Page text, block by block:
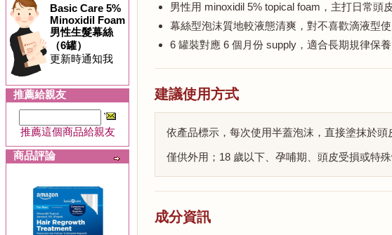
Basic Care 5%
Minoxidil Foam
男性生髮幕絲
（6罐）
更新時通知我
推薦給親友
推薦這個商品給親友
商品評論
男性用 minoxidil 5% topical foam，主打日常頭
幕絲型泡沫質地較液態清爽，對不喜歡滴液型使
6 罐裝對應 6 個月份 supply，適合長期規律保養
建議使用方式
依產品標示，每次使用半蓋泡沫，直接塗抹於頭
僅供外用；18 歲以下、孕哺期、頭皮受損或特
成分資訊